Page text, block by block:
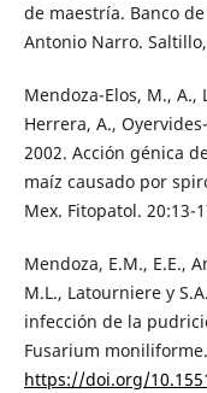
de maestría. Banco
Antonio Narro.
Mendoza-Elos, M., A.,
Herrera, A.,
2002. Acción génica
maíz causado por
Mex. Fitopatol. 20:13-
Mendoza, E.M., E.E.,
M.L., Latourniere y
infección de la
Fusarium
https://doi.org/